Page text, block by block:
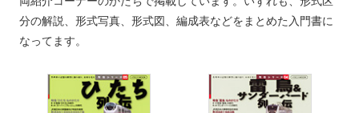
分の解説、形式写真、形式図、編成表などをまとめた入門書に
なってます。